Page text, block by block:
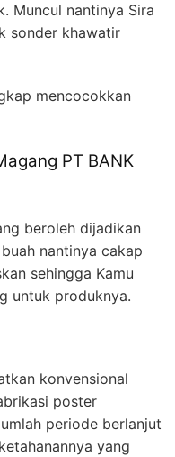
Muncul nantinya Sira
sonder khawatir
mencocokkan
PT BANK
beroleh dijadikan
nantinya cakap
sehingga Kamu
untuk produknya.
konvensional
poster
periode berlanjut
yang